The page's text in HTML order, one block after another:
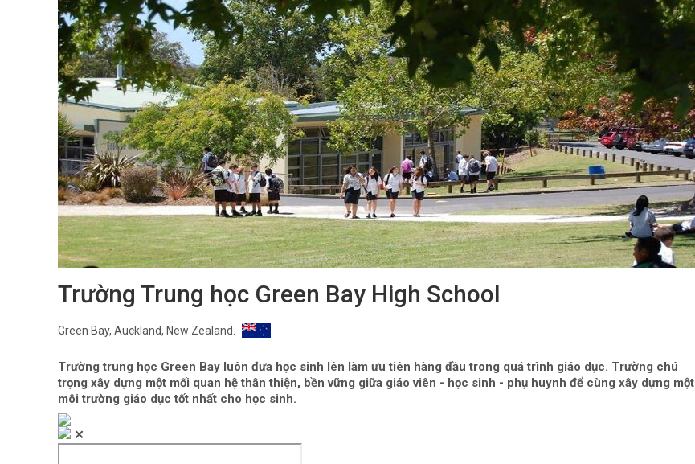
Trường Trung học Green Bay High School
Green Bay, Auckland, New Zealand.
Trường trung học Green Bay luôn đưa học sinh lên làm ưu tiên hàng đầu trong quá trình giáo dục. Trường chú
trọng xây dựng một mối quan hệ thân thiện, bền vững giữa giáo viên - học sinh - phụ huynh để cùng xây dựng một
môi trường giáo dục tốt nhất cho học sinh.
✕